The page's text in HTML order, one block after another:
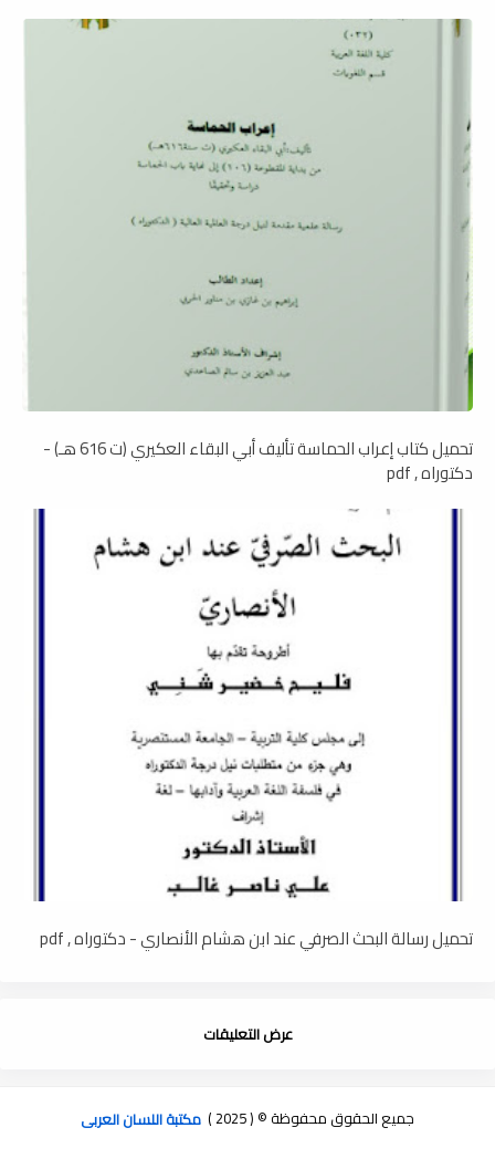
تحميل كتاب إعراب الحماسة تأليف أبي البقاء العكيري (ت 616 هـ) -
دكتوراه , pdf
تحميل رسالة البحث الصرفي عند ابن هشام الأنصاري - دكتوراه , pdf
عرض التعليقات
جميع الحقوق محفوظة © ( 2025 ) مكتبة اللسان العربى